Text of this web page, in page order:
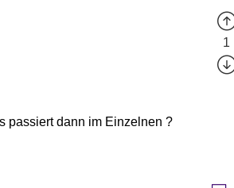
passiert dann im Einzelnen ?
1